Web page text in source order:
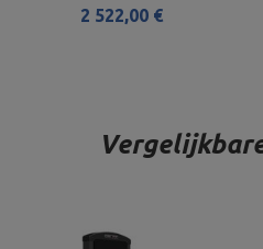
2 522,00 €